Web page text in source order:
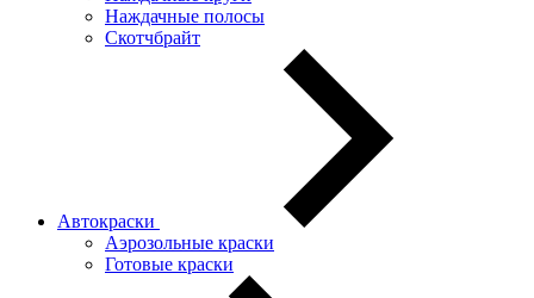
Наждачные полосы
Скотчбрайт
Автокраски
Аэрозольные краски
Готовые краски